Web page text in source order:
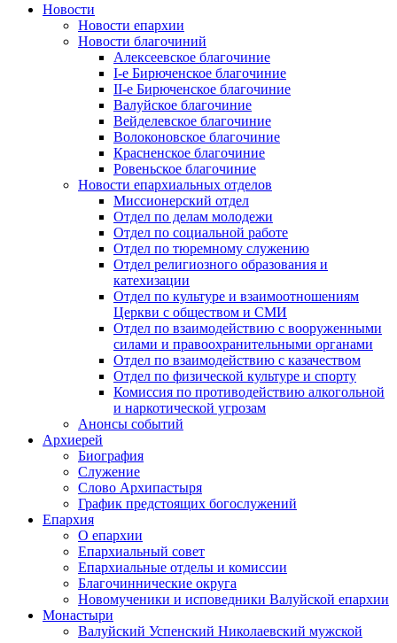
Новости
Новости епархии
Новости благочиний
Алексеевское благочиние
I-е Бирюченское благочиние
II-е Бирюченское благочиние
Валуйское благочиние
Вейделевское благочиние
Волоконовское благочиние
Красненское благочиние
Ровеньское благочиние
Новости епархиальных отделов
Миссионерский отдел
Отдел по делам молодежи
Отдел по социальной работе
Отдел по тюремному служению
Отдел религиозного образования и
катехизации
Отдел по культуре и взаимоотношениям
Церкви с обществом и СМИ
Отдел по взаимодействию с вооруженными
силами и правоохранительными органами
Отдел по взаимодействию с казачеством
Отдел по физической культуре и спорту
Комиссия по противодействию алкогольной
и наркотической угрозам
Анонсы событий
Архиерей
Биография
Служение
Слово Архипастыря
График предстоящих богослужений
Епархия
О епархии
Епархиальный совет
Епархиальные отделы и комиссии
Благочиннические округа
Новомученики и исповедники Валуйской епархии
Монастыри
Валуйский Успенский Николаевский мужской